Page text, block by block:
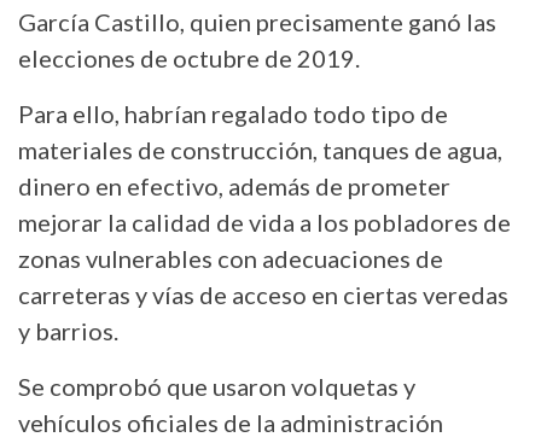
García Castillo, quien precisamente ganó las
elecciones de octubre de 2019.
Para ello, habrían regalado todo tipo de
materiales de construcción, tanques de agua,
dinero en efectivo, además de prometer
mejorar la calidad de vida a los pobladores de
zonas vulnerables con adecuaciones de
carreteras y vías de acceso en ciertas veredas
y barrios.
Se comprobó que usaron volquetas y
vehículos oficiales de la administración